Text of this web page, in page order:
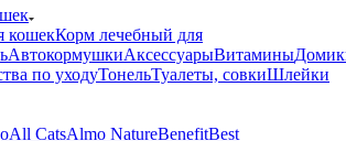
кошекКорм лечебный для
АвтокормушкиАксессуарыВитамины
по уходуТонельТуалеты, совкиШлейки
All CatsAlmo NatureBenefitBest